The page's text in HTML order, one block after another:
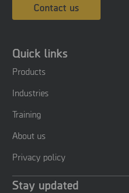
Contact us
Quick links
Products
Industries
Training
About us
Privacy policy
Stay updated